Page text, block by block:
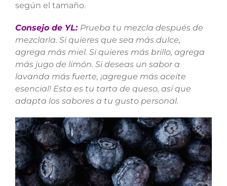
según el tamaño.
Consejo de YL: Prueba tu mezcla después de
mezclarla. Si quieres que sea más dulce,
agrega más miel. Si quieres más brillo, agrega
más jugo de limón. Si deseas un sabor a
lavanda más fuerte, ¡agregue más aceite
esencial! Esta es tu tarta de queso, así que
adapta los sabores a tu gusto personal.